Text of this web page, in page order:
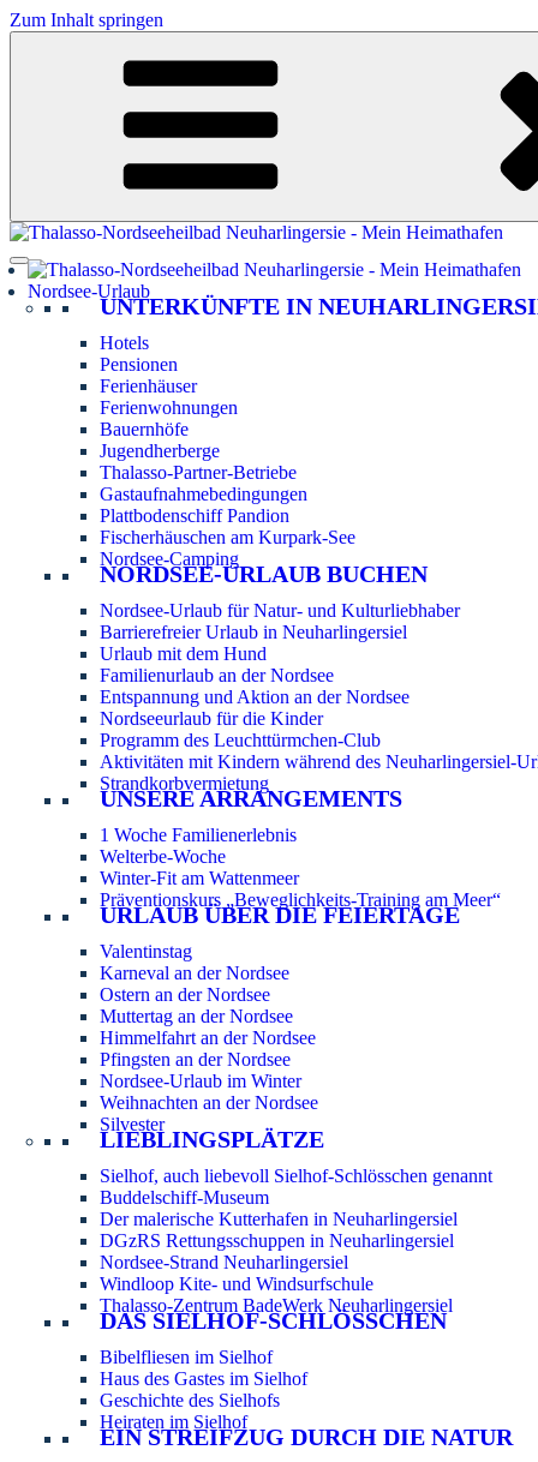
Zum Inhalt springen
Nordsee-Urlaub
UNTERKÜNFTE IN
Hotels
Pensionen
Ferienhäuser
Ferienwohnungen
Bauernhöfe
Jugendherberge
Thalasso-Partner-Betriebe
Gastaufnahmebedingungen
Plattbodenschiff Pandion
Fischerhäuschen am Kurpark-See
Nordsee-Camping
NORDSEE-URLAUB BUCHEN
Nordsee-Urlaub für Natur- und Kulturliebhaber
Barrierefreier Urlaub in Neuharlingersiel
Urlaub mit dem Hund
Familienurlaub an der Nordsee
Entspannung und Aktion an der Nordsee
Nordseeurlaub für die Kinder
Programm des Leuchttürmchen-Club
Aktivitäten mit Kindern während des Neuharlingersiel-
Strandkorbvermietung
UNSERE ARRANGEMENTS
1 Woche Familienerlebnis
Welterbe-Woche
Winter-Fit am Wattenmeer
Präventionskurs „Beweglichkeits-Training am Meer“
URLAUB ÜBER DIE FEIERTAGE
Valentinstag
Karneval an der Nordsee
Ostern an der Nordsee
Muttertag an der Nordsee
Himmelfahrt an der Nordsee
Pfingsten an der Nordsee
Nordsee-Urlaub im Winter
Weihnachten an der Nordsee
Silvester
LIEBLINGSPLÄTZE
Sielhof, auch liebevoll Sielhof-Schlösschen genannt
Buddelschiff-Museum
Der malerische Kutterhafen in Neuharlingersiel
DGzRS Rettungsschuppen in Neuharlingersiel
Nordsee-Strand Neuharlingersiel
Windloop Kite- und Windsurfschule
Thalasso-Zentrum BadeWerk Neuharlingersiel
DAS SIELHOF-SCHLÖSSCHEN
Bibelfliesen im Sielhof
Haus des Gastes im Sielhof
Geschichte des Sielhofs
Heiraten im Sielhof
EIN STREIFZUG DURCH DIE NATUR